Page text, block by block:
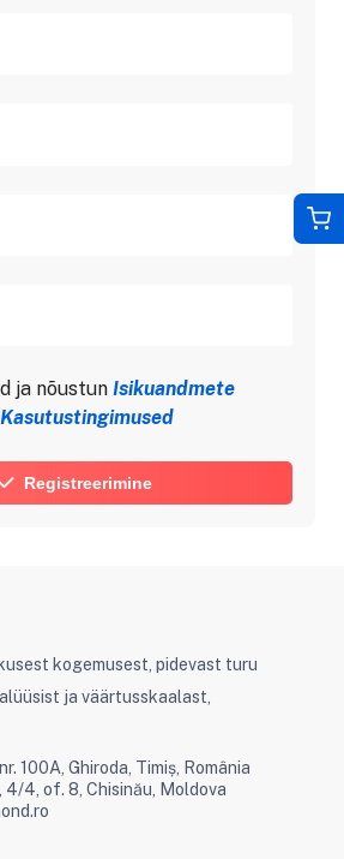
ja nõustun Isikuandmete
Kasutustingimused
Registreerimine
kogemusest, pidevast turu
ja väärtusskaalast,
100A, Ghiroda, Timiș, România
4/4, of. 8, Chisinău, Moldova